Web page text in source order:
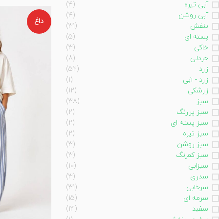
آبی تیره
(4)
آبی روشن
(4)
بنفش
(31)
پسته ای
(5)
خاکی
(3)
خردلی
(8)
زرد
(52)
زرد - آبی
(1)
زرشکی
(12)
سبز
(38)
سبز پررنگ
(2)
سبز پسته ای
(2)
سبز تیره
(2)
سبز روشن
(3)
سبز کمرنگ
(3)
سبزابی
(10)
سدری
(3)
سرخابی
(31)
سرمه ای
(15)
سفید
(14)
داغ